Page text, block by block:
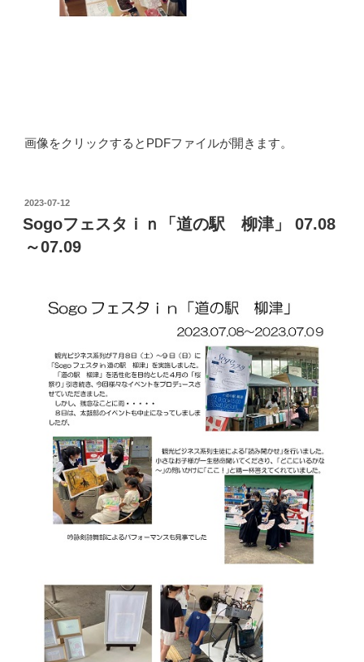
画像をクリックするとPDFファイルが開きます。
投
稿
日:
2023-07-12
Sogoフェスタｉｎ「道の駅 柳津」 07.08
～07.09